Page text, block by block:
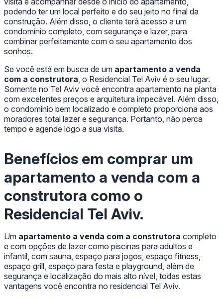
podendo ter um local perfeito e do seu jeito no final da
construção. Além disso, o cliente terá acesso a um
condomínio completo, com segurança e lazer, para
combinar perfeitamente com o seu apartamento dos
sonhos.
Se você está em busca de um apartamento a venda
com a construtora , o Residencial Tel Aviv é o seu lugar.
Somente no Tel Aviv você encontra apartamento na planta
com excelentes preços e arquitetura impecável. Além disso,
o condomínio bem localizado e completo proporciona aos
moradores total lazer e segurança. Portanto, não perca
tempo e agende logo a sua visita.
Benefícios em comprar um
apartamento a venda com a
construtora como o
Residencial Tel Aviv.
Um apartamento a venda com a construtora completo
e com opções de lazer como piscinas para adultos e
infantil, com sauna, espaço para jogos, espaço fitness,
espaço grill, espaço para festa e playground, além de
segurança e localização do mais alto nível, todas estas
vantagens você encontra no residencial Tel Aviv.